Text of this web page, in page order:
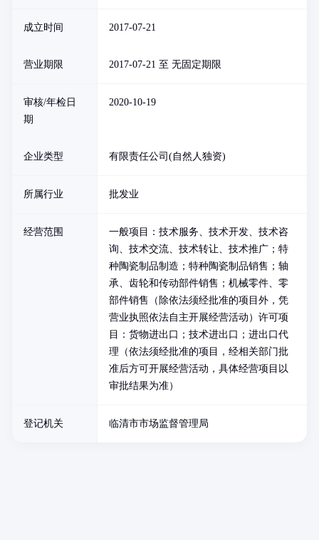
成立时间 2017-07-21
营业期限 2017-07-21 至 无固定期限
审核/年检日
期
2020-10-19
企业类型 有限责任公司(自然人独资)
所属行业 批发业
经营范围
一般项目：技术服务、技术开发、技术咨
询、技术交流、技术转让、技术推广；特
种陶瓷制品制造；特种陶瓷制品销售；轴
承、齿轮和传动部件销售；机械零件、零
部件销售（除依法须经批准的项目外，凭
营业执照依法自主开展经营活动）许可项
目：货物进出口；技术进出口；进出口代
理（依法须经批准的项目，经相关部门批
准后方可开展经营活动，具体经营项目以
审批结果为准）
登记机关 临清市市场监督管理局